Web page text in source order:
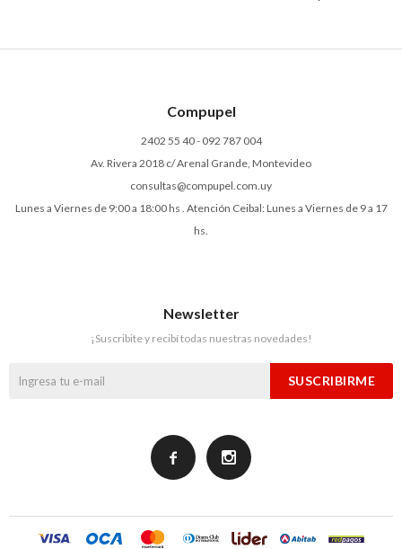
Compupel
2402 55 40 - 092 787 004
Av. Rivera 2018 c/ Arenal Grande, Montevideo
consultas@compupel.com.uy
Lunes a Viernes de 9:00 a 18:00 hs . Atención Ceibal: Lunes a Viernes de 9 a 17
hs.
Newsletter
¡Suscribite y recibí todas nuestras novedades!
SUSCRIBIRME
 